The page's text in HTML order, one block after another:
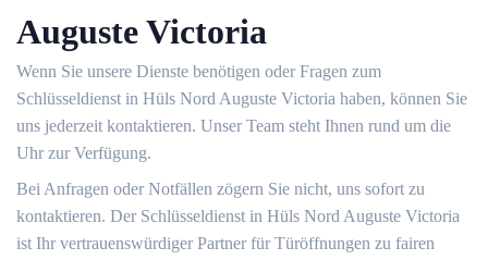
Auguste Victoria
Wenn Sie unsere Dienste benötigen oder Fragen zum
Schlüsseldienst in Hüls Nord Auguste Victoria haben, können Sie
uns jederzeit kontaktieren.​ Unser Team steht Ihnen rund um die
Uhr zur Verfügung.​
Bei Anfragen oder Notfällen zögern Sie nicht, uns sofort zu
kontaktieren.​ Der Schlüsseldienst in Hüls Nord Auguste Victoria
ist Ihr vertrauenswürdiger Partner für Türöffnungen zu fairen